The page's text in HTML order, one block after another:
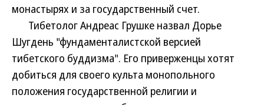
монастырях и за государственный счет.
Тибетолог Андреас Грушке назвал Дорье
Шугдень "фундаменталистской версией
тибетского буддизма". Его приверженцы хотят
добиться для своего культа монопольного
положения государственной религии и